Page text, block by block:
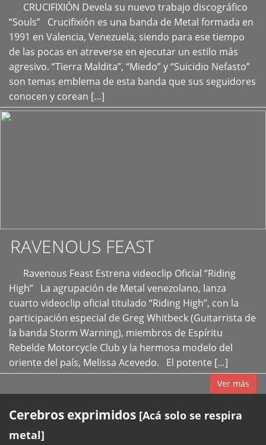
CRUCIFIXIÓN Devela su nuevo trabajo discográfico
“Souls” Crucifixión es una banda de Metal formada en
1991 en Valencia, Venezuela, siendo para ese tiempo
de las pocas en atreverse en ejecutar un estilo más
agresivo. “Tierra Maldita”, “Miedo” y “Suicidio Nefasto”
son temas emblema de esta banda que sus seguidores
conocen y corean […]
+
RAVENOUS FEAST
Ravenous Feast Estrena videoclip Oficial “Riding
High” La agrupación de Metal venezolano, lanza
cuarto videoclip oficial titulado “Riding High”, con la
participación especial de Greg Whitbeck (Guitarrista de
la banda Storm Warning), miembros de Espíritu
Rebelde Motorcycle Club y la hermosa modelo del
oriente del país, Melissa Acevedo. El potente […]
Ver más
Cerebros exprimidos [Acá solo se respira
metal]